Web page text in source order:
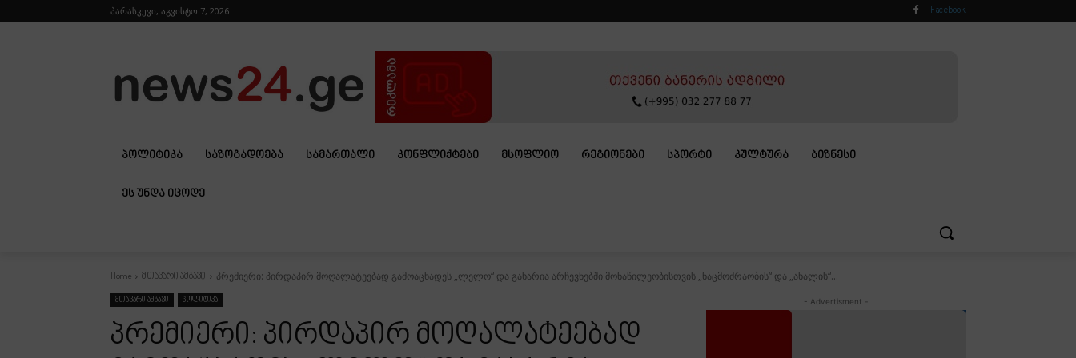
პარასკევი, აგვისტო 7, 2026 Facebook
ᲞᲝᲚᲘᲢᲘᲙᲐ ᲡᲐᲖᲝᲒᲐᲓᲝᲔᲑᲐ ᲡᲐᲛᲐᲠᲗᲐᲚᲘ ᲙᲝᲜᲤᲚᲘᲥᲢᲔᲑᲘ ᲛᲡᲝᲤᲚᲘᲝ ᲠᲔᲒᲘᲝᲜᲔᲑᲘ ᲡᲞᲝᲠᲢᲘ ᲙᲣᲚᲢᲣᲠᲐ ᲑᲘᲖᲜᲔᲡᲘ
ᲔᲡ ᲣᲜᲓᲐ ᲘᲪᲝᲓᲔ
Home მთავარი ამბავი პრემიერი: პირდაპირ მოღალატეებად გამოაცხადეს „ლელო“ და გახარია არჩევნებში მონაწილეობისთვის „ნაცმოძრაობის“ და „ახალის“...
მთავარი ამბავი პოლიტიკა
პრემიერი: პირდაპირ მოღალატეებად
- Advertisment -